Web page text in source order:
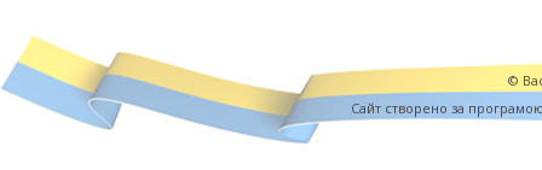
©
Cайт створено за